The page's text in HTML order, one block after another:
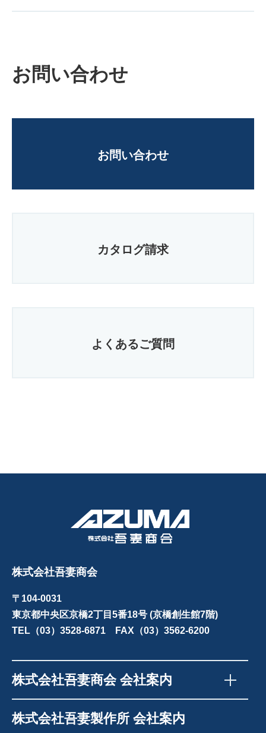
お問い合わせ
お問い合わせ
カタログ請求
よくあるご質問
株式会社吾妻商会
〒104-0031
東京都中央区京橋2丁目5番18号 (京橋創生館7階)
TEL（03）3528-6871 FAX（03）3562-6200
株式会社吾妻商会 会社案内
株式会社吾妻製作所 会社案内